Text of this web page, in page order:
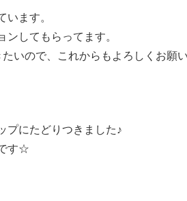
ます。
してもらってます。
いので、これからもよろしくお願
プにたどりつきました♪
す☆